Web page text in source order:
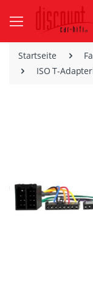
Startseite
ISO T-